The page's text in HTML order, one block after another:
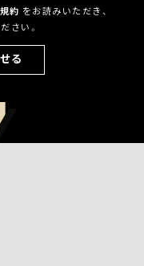
約 をお読みいただき、
さい。
る